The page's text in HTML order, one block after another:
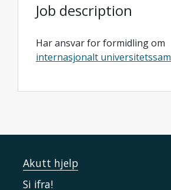
Job description
Har ansvar for formidling om
internasjonalt
Akutt hjelp
Si ifra!